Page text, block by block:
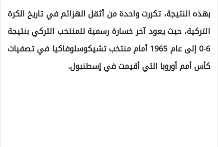
بهذه النتيجة، تكررت واحدة من أثقل الهزائم في تاريخ الكرة
التركية، حيث يعود آخر خسارة رسمية للمنتخب التركي بنتيجة
6-0 إلى عام 1965 أمام منتخب تشيكوسلوفاكيا في تصفيات
كأس أمم أوروبا التي أقيمت في إسطنبول.